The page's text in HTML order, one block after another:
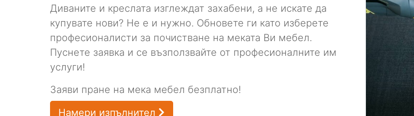
Диваните и креслата изглеждат захабени, а не искате да
купувате нови? Не е и нужно. Обновете ги като изберете
професионалисти за почистване на меката Ви мебел.
Пуснете заявка и се възползвайте от професионалните им
услуги!
Заяви пране на мека мебел безплатно!
Намери изпълнител